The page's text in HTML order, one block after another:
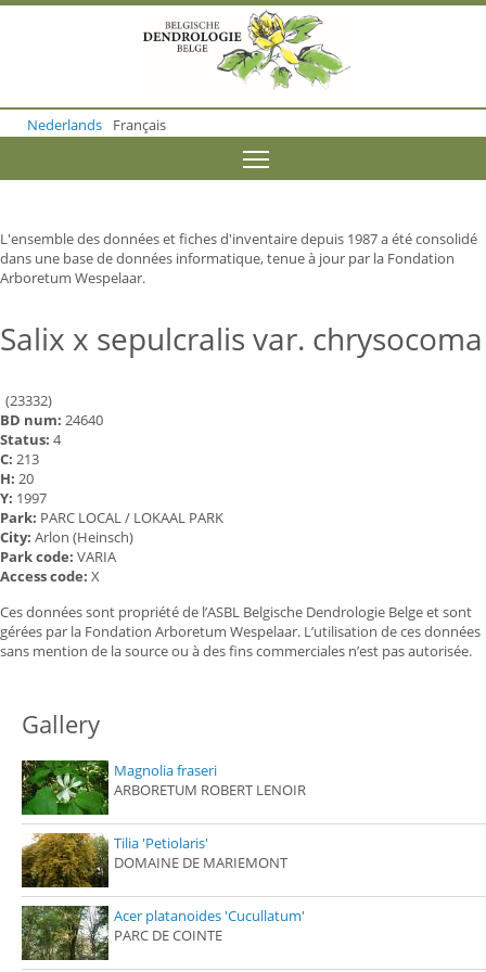
o
m
o
n
t
e
t
Nederlands Français
L'ensemble des données et fiches d'inventaire depuis 1987 a été consolidé
dans une base de données informatique, tenue à jour par la Fondation
Arboretum Wespelaar.
Salix x sepulcralis var. chrysocoma
(23332)
BD num: 24640
Status: 4
C: 213
H: 20
Y: 1997
Park: PARC LOCAL / LOKAAL PARK
City: Arlon (Heinsch)
Park code: VARIA
Access code: X
Ces données sont propriété de l’ASBL Belgische Dendrologie Belge et sont
gérées par la Fondation Arboretum Wespelaar. L’utilisation de ces données
sans mention de la source ou à des fins commerciales n’est pas autorisée.
Gallery
Magnolia fraseri
ARBORETUM ROBERT LENOIR
Tilia 'Petiolaris'
DOMAINE DE MARIEMONT
Acer platanoides 'Cucullatum'
PARC DE COINTE